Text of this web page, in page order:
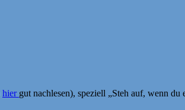
hier gut nachlesen), speziell „Steh auf, wenn du